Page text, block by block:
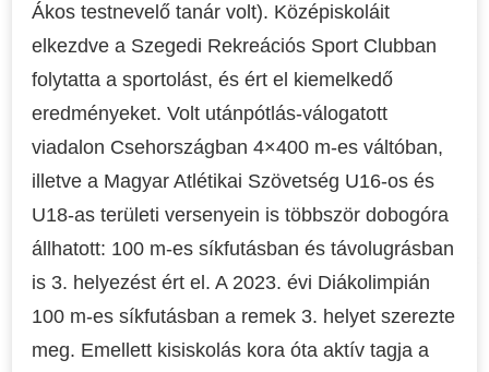
Ákos testnevelő tanár volt). Középiskoláit
elkezdve a Szegedi Rekreációs Sport Clubban
folytatta a sportolást, és ért el kiemelkedő
eredményeket. Volt utánpótlás-válogatott
viadalon Csehországban 4×400 m-es váltóban,
illetve a Magyar Atlétikai Szövetség U16-os és
U18-as területi versenyein is többször dobogóra
állhatott: 100 m-es síkfutásban és távolugrásban
is 3. helyezést ért el. A 2023. évi Diákolimpián
100 m-es síkfutásban a remek 3. helyet szerezte
meg. Emellett kisiskolás kora óta aktív tagja a